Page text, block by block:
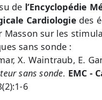
de l’Encyclopédie
Cardiologie des
Masson sur les
sans sonde :
X. Waintraub, E.
sans sonde. EMC -
6